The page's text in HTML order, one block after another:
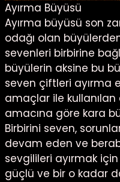
Ayırma Büyüsü
Ayırma büyüsü son
odağı olan
sevenleri birbirine
büyülerin aksine bu
seven çiftleri ayırma
amaçlar ile kullanılan
amacına göre kara
Birbirini seven,
devam eden ve
sevgilileri ayırmak
güçlü ve bir o kadar